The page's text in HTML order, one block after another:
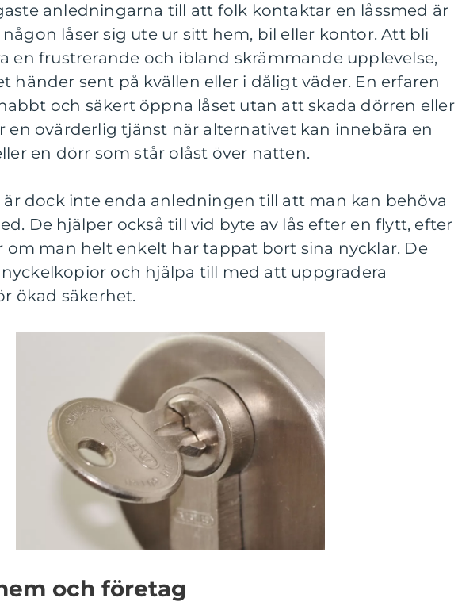
anledningarna till att folk kontaktar en låssmed är
låser sig ute ur sitt hem, bil eller kontor. Att bli
en frustrerande och ibland skrämmande upplevelse,
händer sent på kvällen eller i dåligt väder. En erfaren
och säkert öppna låset utan att skada dörren eller
en ovärderlig tjänst när alternativet kan innebära en
en dörr som står olåst över natten.
är dock inte enda anledningen till att man kan behöva
De hjälper också till vid byte av lås efter en flytt, efter
man helt enkelt har tappat bort sina nycklar. De
och hjälpa till med att uppgradera
ökad säkerhet.
och företag